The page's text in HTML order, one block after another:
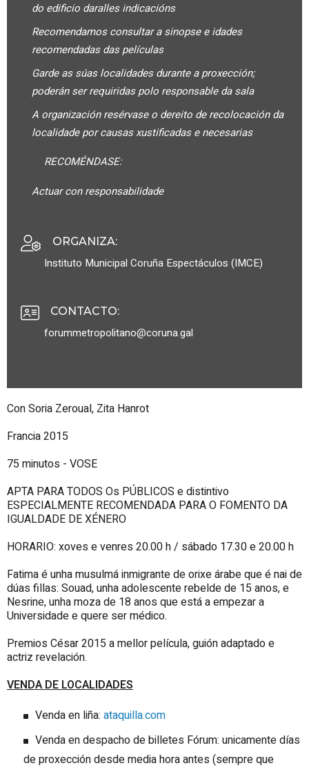
do edificio daralles indicacións
Recomendamos consultar a sinopse e idades
recomendadas das películas
Garde as súas localidades durante a proxección;
poderán ser requiridas polo responsable da sala
A organización resérvase o dereito de recolocación da
localidade por causas xustificadas e necesarias
RECOMÉNDASE:
Actuar con responsabilidade
ORGANIZA:
Instituto Municipal Coruña Espectáculos (IMCE)
CONTACTO:
forummetropolitano@coruna.gal
Con Soria Zeroual, Zita Hanrot
Francia 2015
75 minutos - VOSE
APTA PARA TODOS Os PÚBLICOS e distintivo
ESPECIALMENTE RECOMENDADA PARA O FOMENTO DA
IGUALDADE DE XÉNERO
HORARIO: xoves e venres 20.00 h / sábado 17.30 e 20.00 h
Fatima é unha musulmá inmigrante de orixe árabe que é nai de
dúas fillas: Souad, unha adolescente rebelde de 15 anos, e
Nesrine, unha moza de 18 anos que está a empezar a
Universidade e quere ser médico.
Premios César 2015 a mellor película, guión adaptado e
actriz revelación.
VENDA DE LOCALIDADES
Venda en liña: ataquilla.com
Venda en despacho de billetes Fórum: unicamente días
de proxección desde media hora antes (sempre que